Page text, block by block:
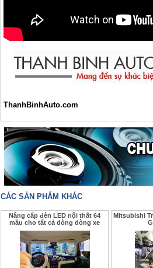
ThanhBinhAuto.com
CÁC SẢN PHẨM KHÁC
Nâng cấp đèn LED nội thất 64
mầu cho tất cả dòng dòng xe
Mitsubishi